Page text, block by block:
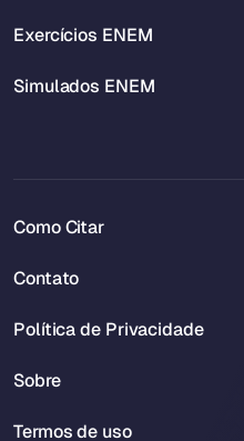
Exercícios ENEM
Simulados ENEM
Como Citar
Contato
Política de Privacidade
Sobre
Termos de uso